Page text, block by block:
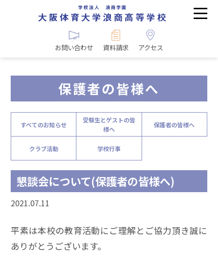
お問い合わせ 資料請求 アクセス
保護者の皆様へ
すべてのお知らせ
受験生とゲストの皆
様へ
保護者の皆様へ
クラブ活動 学校行事
懇談会について(保護者の皆様へ)
2021.07.11
平素は本校の教育活動にご理解とご協力頂き誠に
ありがとうございます。